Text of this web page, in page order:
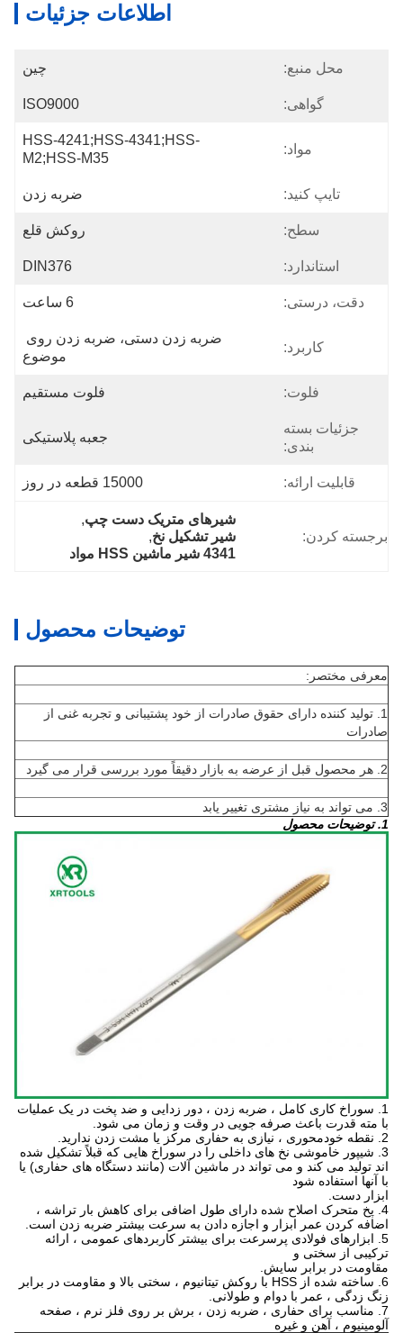
اطلاعات جزئیات
محل منبع: چین
گواهی: ISO9000
مواد:
HSS-4241;HSS-4341;HSS-
M2;HSS-M35
تایپ کنید: ضربه زدن
سطح: روکش قلع
استاندارد: DIN376
دقت، درستی: 6 ساعت
کاربرد:
ضربه زدن دستی، ضربه زدن روی
موضوع
فلوت: فلوت مستقیم
جزئیات بسته
بندی:
جعبه پلاستیکی
قابلیت ارائه: 15000 قطعه در روز
برجسته کردن:
شیرهای متریک دست چپ,
شیر تشکیل نخ,
4341 شیر ماشین HSS مواد
توضیحات محصول
معرفی مختصر:
1. تولید کننده دارای حقوق صادرات از خود پشتیبانی و تجربه غنی از
صادرات
1. سوراخ کاری کامل ، ضربه زدن ، دور زدایی و ضد پخت در یک عملیات
با مته قدرت باعث صرفه جویی در وقت و زمان می شود.
3. شیپور خاموشی نخ های داخلی را در سوراخ هایی که قبلاً تشکیل شده
اند تولید می کند و می تواند در ماشین آلات (مانند دستگاه های حفاری) یا
با آنها استفاده شود
ابزار دست.
4. پخ متحرک اصلاح شده دارای طول اضافی برای کاهش بار تراشه ،
اضافه کردن عمر ابزار و اجازه دادن به سرعت بیشتر ضربه زدن است.
5. ابزارهای فولادی پرسرعت برای بیشتر کاربردهای عمومی ، ارائه
ترکیبی از سختی و
مقاومت در برابر سایش.
6. ساخته شده از HSS با روکش تیتانیوم ، سختی بالا و مقاومت در برابر
زنگ زدگی ، عمر با دوام و طولانی.
7. مناسب برای حفاری ، ضربه زدن ، برش بر روی فلز نرم ، صفحه
آلومینیوم ، آهن و غیره